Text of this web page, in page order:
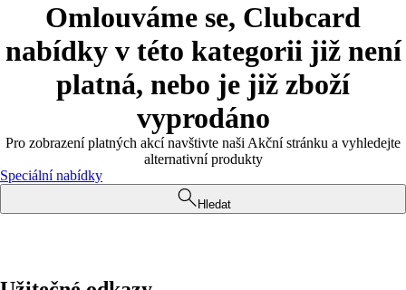
Omlouváme se, Clubcard
nabídky v této kategorii již není
platná, nebo je již zboží
vyprodáno
Pro zobrazení platných akcí navštivte naši Akční stránku a vyhledejte
alternativní produkty
Speciální nabídky
Hledat